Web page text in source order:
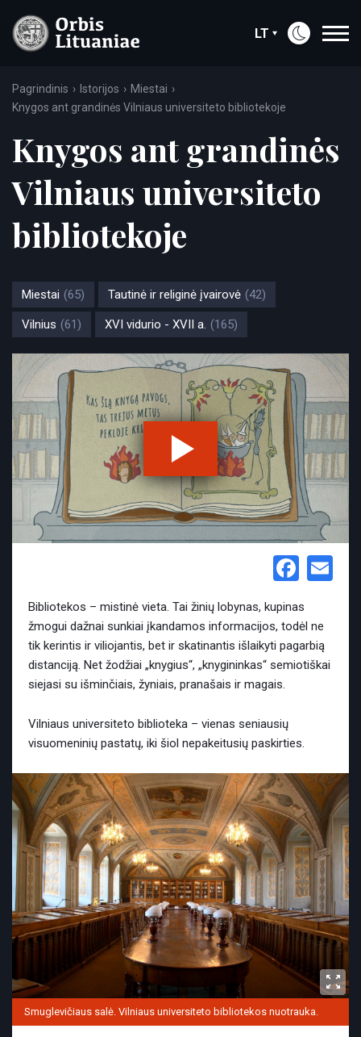
LT
Pagrindinis Istorijos
Miestai
Knygos ant grandinės Vilniaus universiteto bibliotekoje
Knygos ant grandinės
Vilniaus universiteto
bibliotekoje
Miestai (65) Tautinė ir religinė įvairovė (42)
Vilnius (61) XVI vidurio - XVII a. (165)
Bibliotekos – mistinė vieta. Tai žinių lobynas, kupinas
žmogui dažnai sunkiai įkandamos informacijos, todėl ne
tik kerintis ir viliojantis, bet ir skatinantis išlaikyti pagarbią
distanciją. Net žodžiai „knygius“, „knygininkas“ semiotiškai
siejasi su išminčiais, žyniais, pranašais ir magais.
Vilniaus universiteto biblioteka – vienas seniausių
visuomeninių pastatų, iki šiol nepakeitusių paskirties.
Smuglevičiaus salė. Vilniaus universiteto bibliotekos nuotrauka.